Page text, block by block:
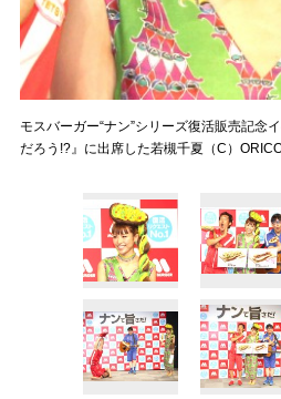
モスバーガー“ナン”シリーズ復活販売記念
だろう!?』に出席した若槻千夏（C）